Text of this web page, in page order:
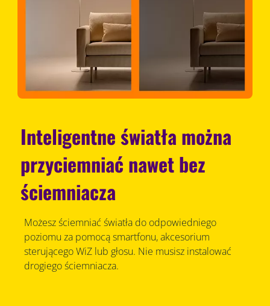
Inteligentne światła można
przyciemniać nawet bez
ściemniacza
Możesz ściemniać światła do odpowiedniego
poziomu za pomocą smartfonu, akcesorium
sterującego WiZ lub głosu. Nie musisz instalować
drogiego ściemniacza.